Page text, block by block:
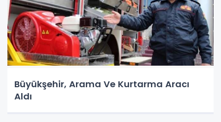
Büyükşehir, Arama Ve Kurtarma Aracı
Aldı